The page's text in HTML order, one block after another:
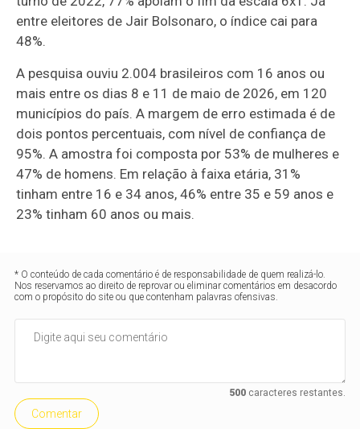
entre eleitores de Jair Bolsonaro, o índice cai para
48%.
A pesquisa ouviu 2.004 brasileiros com 16 anos ou
mais entre os dias 8 e 11 de maio de 2026, em 120
municípios do país. A margem de erro estimada é de
dois pontos percentuais, com nível de confiança de
95%. A amostra foi composta por 53% de mulheres e
47% de homens. Em relação à faixa etária, 31%
tinham entre 16 e 34 anos, 46% entre 35 e 59 anos e
23% tinham 60 anos ou mais.
* O conteúdo de cada comentário é de responsabilidade de quem realizá-lo.
Nos reservamos ao direito de reprovar ou eliminar comentários em desacordo
com o propósito do site ou que contenham palavras ofensivas.
500caracteres restantes.
Comentar